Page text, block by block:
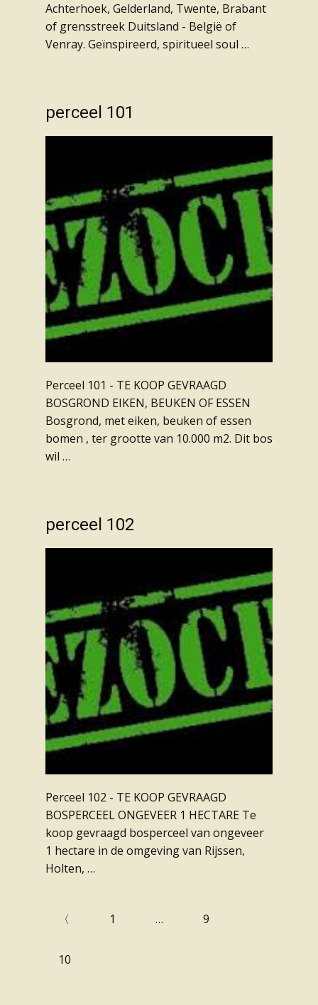
Achterhoek, Gelderland, Twente, Brabant
of grensstreek Duitsland - België of
Venray. Geïnspireerd, spiritueel soul …
perceel 101
Perceel 101 - TE KOOP GEVRAAGD
BOSGROND EIKEN, BEUKEN OF ESSEN
Bosgrond, met eiken, beuken of essen
bomen , ter grootte van 10.000 m2. Dit bos
wil …
perceel 102
Perceel 102 - TE KOOP GEVRAAGD
BOSPERCEEL ONGEVEER 1 HECTARE Te
koop gevraagd bosperceel van ongeveer
1 hectare in de omgeving van Rijssen,
Holten, …
〈 1 … 9
10